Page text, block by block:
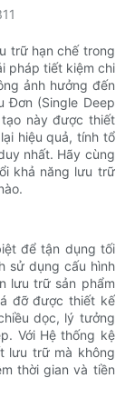
trữ hạn chế trong
pháp tiết kiệm chi
ảnh hưởng đến
Đơn (Single Deep
này được thiết
hiệu quả, tính tổ
nhất. Hãy cùng
khả năng lưu trữ
để tận dụng tối
sử dụng cấu hình
lưu trữ sản phẩm
đỡ được thiết kế
dọc, lý tưởng
Với Hệ thống kệ
lưu trữ mà không
thời gian và tiền